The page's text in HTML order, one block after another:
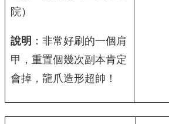
院）
說明 ：非常好刷的一個肩
甲，重置個幾次副本肯定
會掉，龍爪造形超帥！